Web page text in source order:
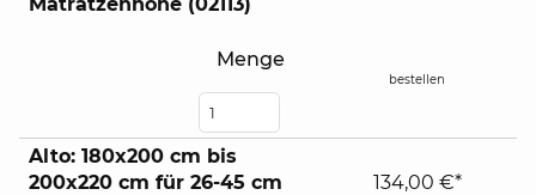
Menge
bestellen
Alto: 180x200 cm bis
200x220 cm für 26-45 cm
134,00 €*